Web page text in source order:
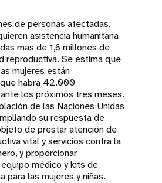
de personas afectadas,
asistencia humanitaria
más de 1,6 millones de
reproductiva. Se estima que
mujeres están
habrá 42.000
los próximos tres meses.
de las Naciones Unidas
su respuesta de
de prestar atención de
vital y servicios contra la
y proporcionar
médico y kits de
para las mujeres y niñas.